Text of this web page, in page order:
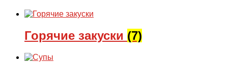
Горячие закуски (7)